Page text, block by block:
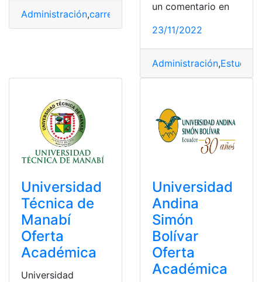
Administración,carrera Control De Gestión
un comentario en
23/11/2022
Administración,Estudiar
Universidad
Técnica de
Manabí
Oferta
Académica
Universidad
Universidad
Andina
Simón
Bolívar
Oferta
Académica